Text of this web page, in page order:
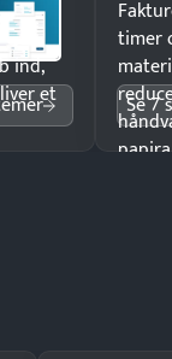
i
ind,
et
timer
Se 7